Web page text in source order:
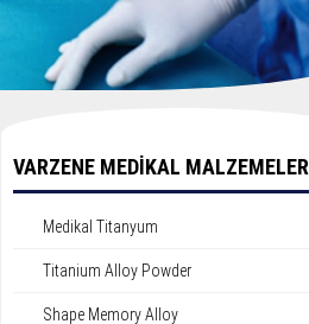
VARZENE MEDİKAL MALZEMELER
Medikal Titanyum
Titanium Alloy Powder
Shape Memory Alloy